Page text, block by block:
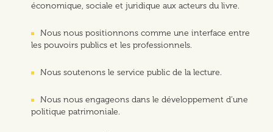
économique, sociale et juridique aux acteurs du livre.
Nous nous positionnons comme une interface entre
les pouvoirs publics et les professionnels.
Nous soutenons le service public de la lecture.
Nous nous engageons dans le développement d’une
politique patrimoniale.